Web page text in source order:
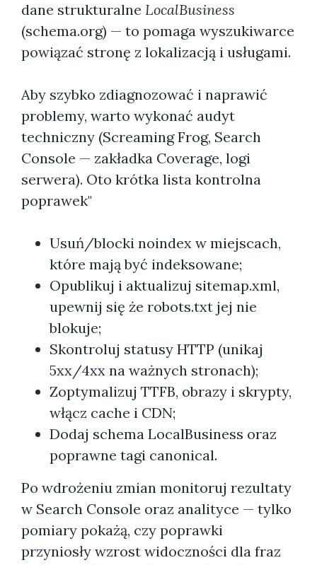
dane strukturalne LocalBusiness
(schema.org) — to pomaga wyszukiwarce
powiązać stronę z lokalizacją i usługami.
Aby szybko zdiagnozować i naprawić
problemy, warto wykonać audyt
techniczny (Screaming Frog, Search
Console — zakładka Coverage, logi
serwera). Oto krótka lista kontrolna
poprawek"
Usuń/blocki noindex w miejscach,
które mają być indeksowane;
Opublikuj i aktualizuj sitemap.xml,
upewnij się że robots.txt jej nie
blokuje;
Skontroluj statusy HTTP (unikaj
5xx/4xx na ważnych stronach);
Zoptymalizuj TTFB, obrazy i skrypty,
włącz cache i CDN;
Dodaj schema LocalBusiness oraz
poprawne tagi canonical.
Po wdrożeniu zmian monitoruj rezultaty
w Search Console oraz analityce — tylko
pomiary pokażą, czy poprawki
przyniosły wzrost widoczności dla fraz